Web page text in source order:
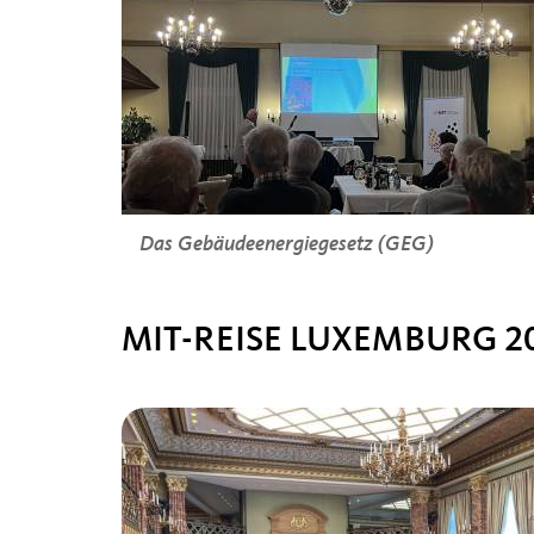
Das Gebäudeenergiegesetz (GEG)
MIT-REISE LUXEMBURG